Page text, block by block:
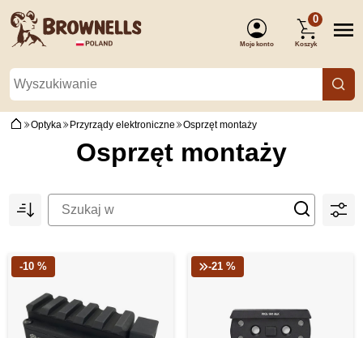
Moje konto
0
Koszyk
Optyka Przyrządy elektroniczne Osprzęt montaży
Osprzęt montaży
-10 % -21 %